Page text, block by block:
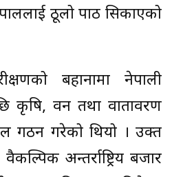
ठूलो पाठ सिकाएको
बहानामा नेपाली
कृषि, वन तथा वातावरण
गठन गरेको थियो । उक्त
अन्तर्राष्ट्रिय बजार